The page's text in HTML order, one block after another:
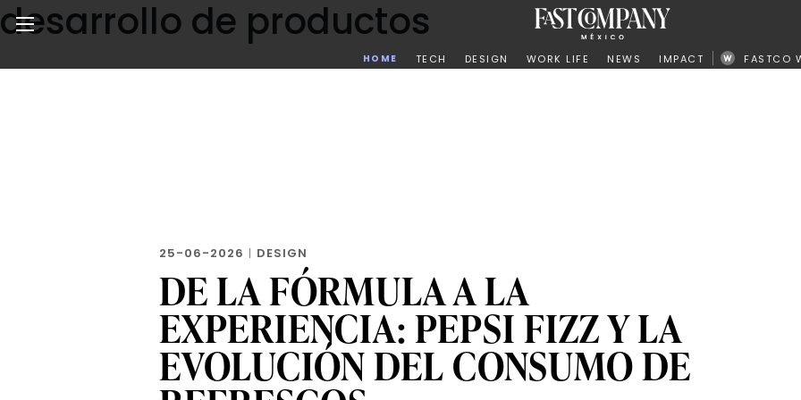
Skip
to
content
Noticias de negocios, innovación, tecnología y diseño
HOME TECH DESIGN WORK LIFE NEWS IMPACT FASTCO
desarrollo de productos
25-06-2026 | DESIGN
DE LA FÓRMULA A LA
EXPERIENCIA: PEPSI FIZZ Y LA
EVOLUCIÓN DEL CONSUMO DE